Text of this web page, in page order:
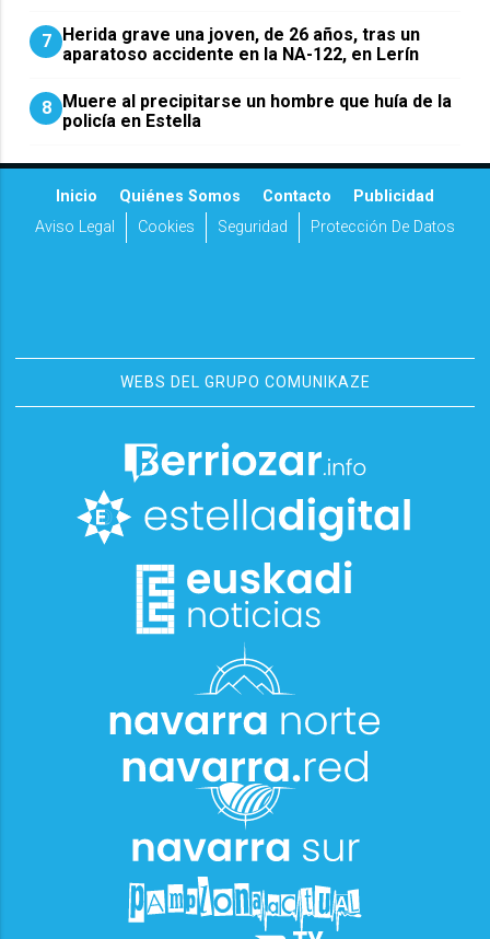
7
Herida grave una joven, de 26 años, tras un
aparatoso accidente en la NA-122, en Lerín
8
Muere al precipitarse un hombre que huía de la
policía en Estella
Inicio Quiénes Somos Contacto
Publicidad
Aviso Legal
Cookies Seguridad Protección De Datos
WEBS DEL GRUPO COMUNIKAZE